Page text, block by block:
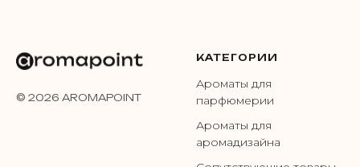
© 2026 AROMAPOINT
КАТЕГОРИИ
Ароматы для
парфюмерии
Ароматы для
аромадизайна